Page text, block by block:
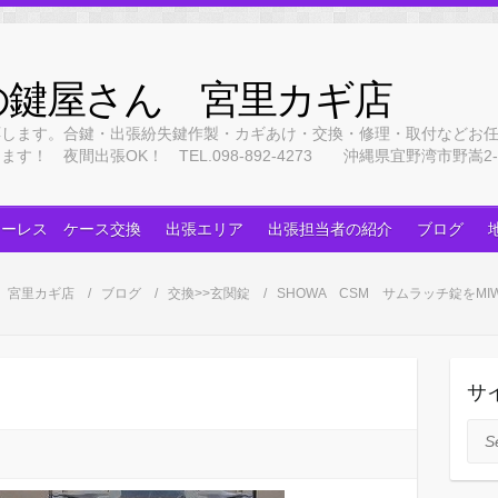
鍵屋さん 宮里カギ店
ます。合鍵・出張紛失鍵作製・カギあけ・交換・修理・取付などお
ます！ 夜間出張OK！ TEL.098-892-4273 沖縄県宜野湾市野嵩
レス ケース交換 出張エリア 出張担当者の紹介 ブログ
宮里カギ店 ブログ 交換>>玄関錠 SHOWA CSM サムラッチ錠を
サ